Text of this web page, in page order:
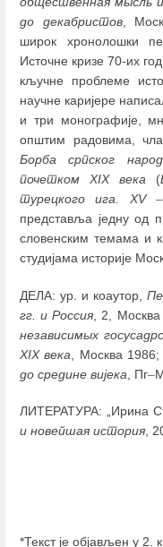
до декабристов,
широк хронолошки
Источне кризе 70-их
кључне проблеме
научне каријере
и три монографије,
општим радовима,
Борба српског
почетком XIX века(
турецкого ига. XV–
представља једну од
словенским темама и
студијама историје
ДЕЛА: ур. и коаутор,
гг. и Россия , 2,
независимых
XIX века , Москва 1986;
до средине вијека , Пг–
ЛИТЕРАТУРА: „Ирина
и новейшая история ,
*Текст је објављен у 2.